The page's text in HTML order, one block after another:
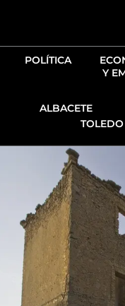
POLÍTICA
Y
ALBACETE
TOLEDO